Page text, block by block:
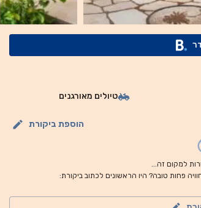
טיולים מאורגנים
הוספת ביקורת
למקום זה...
פחות טובה? היו הראשונים לכתוב ביקורת: